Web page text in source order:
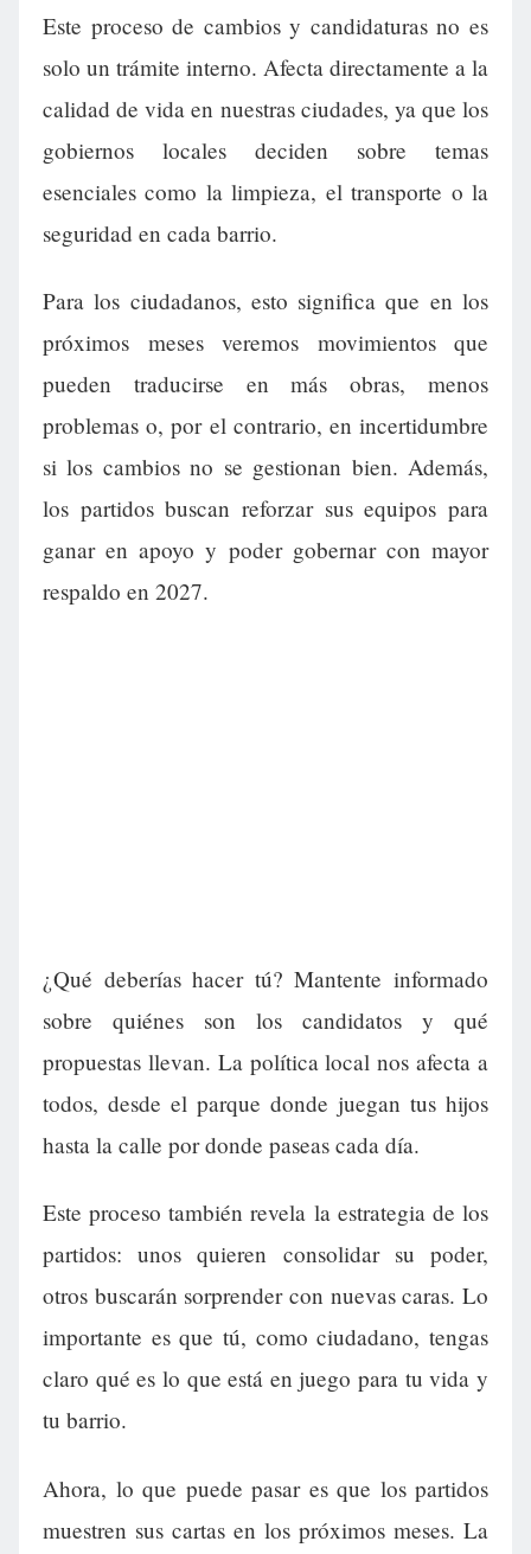
Este proceso de cambios y candidaturas no es
solo un trámite interno. Afecta directamente a la
calidad de vida en nuestras ciudades, ya que los
gobiernos locales deciden sobre temas
esenciales como la limpieza, el transporte o la
seguridad en cada barrio.
Para los ciudadanos, esto significa que en los
próximos meses veremos movimientos que
pueden traducirse en más obras, menos
problemas o, por el contrario, en incertidumbre
si los cambios no se gestionan bien. Además,
los partidos buscan reforzar sus equipos para
ganar en apoyo y poder gobernar con mayor
respaldo en 2027.
¿Qué deberías hacer tú? Mantente informado
sobre quiénes son los candidatos y qué
propuestas llevan. La política local nos afecta a
todos, desde el parque donde juegan tus hijos
hasta la calle por donde paseas cada día.
Este proceso también revela la estrategia de los
partidos: unos quieren consolidar su poder,
otros buscarán sorprender con nuevas caras. Lo
importante es que tú, como ciudadano, tengas
claro qué es lo que está en juego para tu vida y
tu barrio.
Ahora, lo que puede pasar es que los partidos
muestren sus cartas en los próximos meses. La